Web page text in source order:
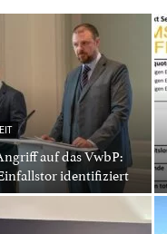
auf das VwbP:
identifiziert